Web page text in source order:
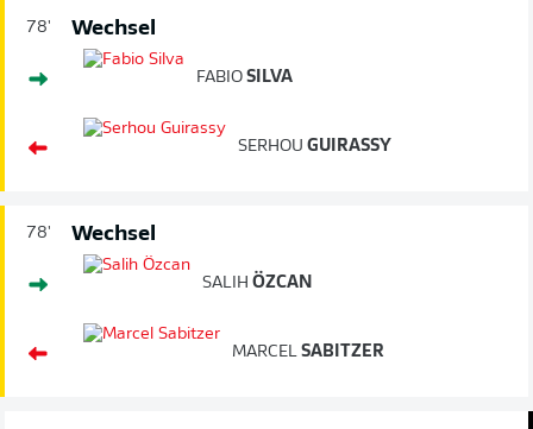
78' Wechsel
FABIO SILVA
SERHOU GUIRASSY
78' Wechsel
SALIH ÖZCAN
MARCEL SABITZER